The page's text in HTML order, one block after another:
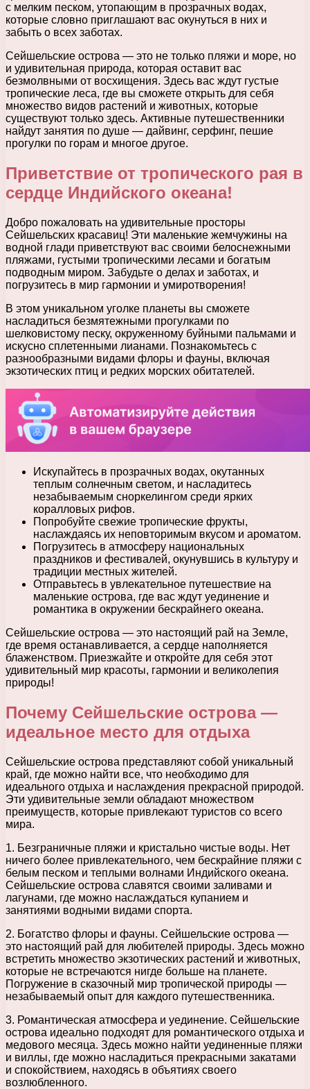
с мелким песком, утопающим в прозрачных водах,
которые словно приглашают вас окунуться в них и
забыть о всех заботах.
Сейшельские острова — это не только пляжи и море, но
и удивительная природа, которая оставит вас
безмолвными от восхищения. Здесь вас ждут густые
тропические леса, где вы сможете открыть для себя
множество видов растений и животных, которые
существуют только здесь. Активные путешественники
найдут занятия по душе — дайвинг, серфинг, пешие
прогулки по горам и многое другое.
Приветствие от тропического рая в
сердце Индийского океана!
Добро пожаловать на удивительные просторы
Сейшельских красавиц! Эти маленькие жемчужины на
водной глади приветствуют вас своими белоснежными
пляжами, густыми тропическими лесами и богатым
подводным миром. Забудьте о делах и заботах, и
погрузитесь в мир гармонии и умиротворения!
В этом уникальном уголке планеты вы сможете
насладиться безмятежными прогулками по
шелковистому песку, окруженному буйными пальмами и
искусно сплетенными лианами. Познакомьтесь с
разнообразными видами флоры и фауны, включая
экзотических птиц и редких морских обитателей.
Искупайтесь в прозрачных водах, окутанных
теплым солнечным светом, и насладитесь
незабываемым сноркелингом среди ярких
коралловых рифов.
Попробуйте свежие тропические фрукты,
наслаждаясь их неповторимым вкусом и ароматом.
Погрузитесь в атмосферу национальных
праздников и фестивалей, окунувшись в культуру и
традиции местных жителей.
Отправьтесь в увлекательное путешествие на
маленькие острова, где вас ждут уединение и
романтика в окружении бескрайнего океана.
Сейшельские острова — это настоящий рай на Земле,
где время останавливается, а сердце наполняется
блаженством. Приезжайте и откройте для себя этот
удивительный мир красоты, гармонии и великолепия
природы!
Почему Сейшельские острова —
идеальное место для отдыха
Сейшельские острова представляют собой уникальный
край, где можно найти все, что необходимо для
идеального отдыха и наслаждения прекрасной природой.
Эти удивительные земли обладают множеством
преимуществ, которые привлекают туристов со всего
мира.
1. Безграничные пляжи и кристально чистые воды. Нет
ничего более привлекательного, чем бескрайние пляжи с
белым песком и теплыми волнами Индийского океана.
Сейшельские острова славятся своими заливами и
лагунами, где можно наслаждаться купанием и
занятиями водными видами спорта.
2. Богатство флоры и фауны. Сейшельские острова —
это настоящий рай для любителей природы. Здесь можно
встретить множество экзотических растений и животных,
которые не встречаются нигде больше на планете.
Погружение в сказочный мир тропической природы —
незабываемый опыт для каждого путешественника.
3. Романтическая атмосфера и уединение. Сейшельские
острова идеально подходят для романтического отдыха и
медового месяца. Здесь можно найти уединенные пляжи
и виллы, где можно насладиться прекрасными закатами
и спокойствием, находясь в объятиях своего
возлюбленного.